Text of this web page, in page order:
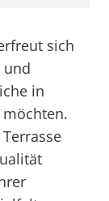
sich
und
in